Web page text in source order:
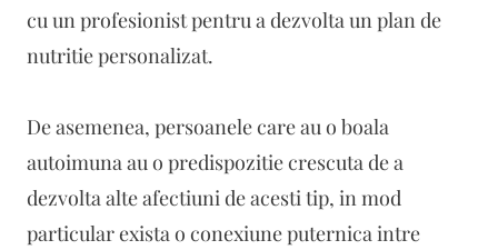
cu un profesionist pentru a dezvolta un plan de
nutritie personalizat.
De asemenea, persoanele care au o boala
autoimuna au o predispozitie crescuta de a
dezvolta alte afectiuni de acesti tip, in mod
particular exista o conexiune puternica intre